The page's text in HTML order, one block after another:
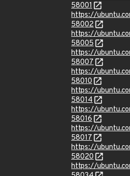
58001
https://
58002
https://
58005
https://
58007
https://
58010
https://
58014
https://
58016
https://
58017
https://
58020
https://